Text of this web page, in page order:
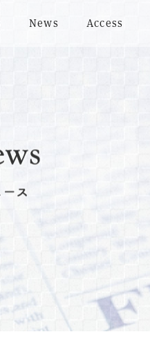
News Access